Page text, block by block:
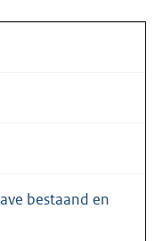
bestaand en